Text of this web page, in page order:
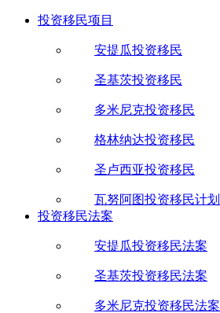
投资移民项目
安提瓜投资移民
圣基茨投资移民
多米尼克投资移民
格林纳达投资移民
圣卢西亚投资移民
瓦努阿图投资移民计划
投资移民法案
安提瓜投资移民法案
圣基茨投资移民法案
多米尼克投资移民法案